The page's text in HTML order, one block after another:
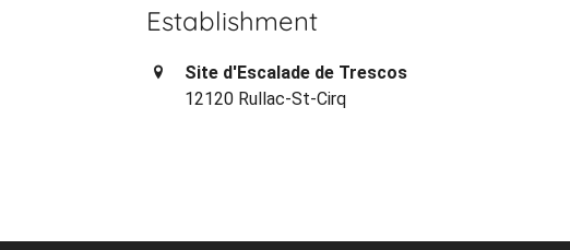
Establishment
Site d'Escalade de Trescos
12120 Rullac-St-Cirq